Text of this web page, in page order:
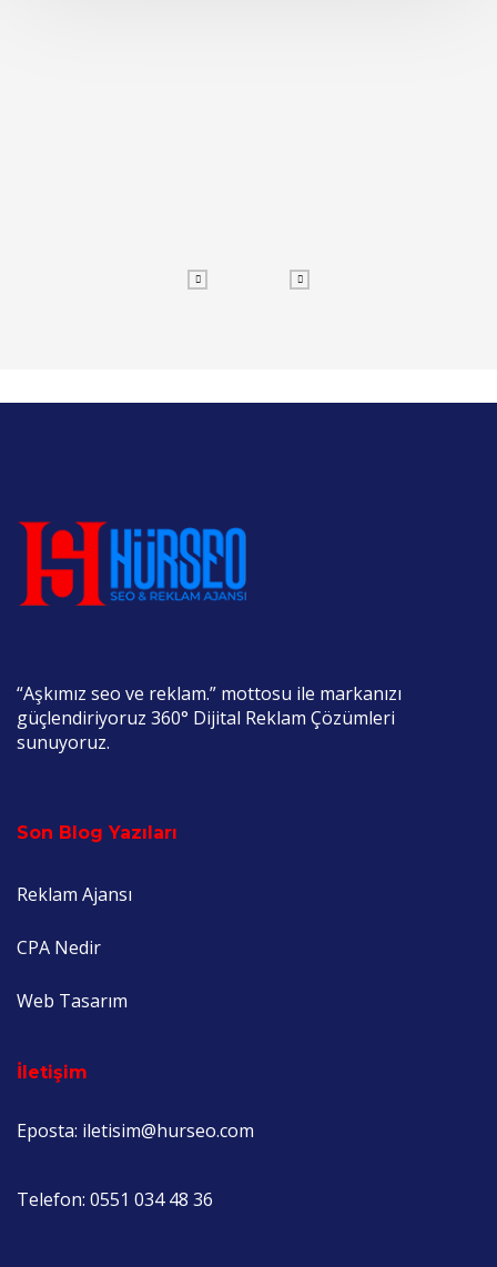
“Aşkımız seo ve reklam.” mottosu ile markanızı
güçlendiriyoruz 360° Dijital Reklam Çözümleri
sunuyoruz.
Son Blog Yazıları
Reklam Ajansı
CPA Nedir
Web Tasarım
İletişim
Eposta: iletisim@hurseo.com
Telefon: 0551 034 48 36